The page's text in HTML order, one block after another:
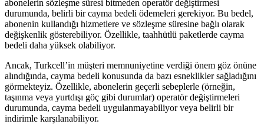
abonelerin sözleşme süresi bitmeden operatör değiştirmesi
durumunda, belirli bir cayma bedeli ödemeleri gerekiyor. Bu bedel,
abonenin kullandığı hizmetlere ve sözleşme süresine bağlı olarak
değişkenlik gösterebiliyor. Özellikle, taahhütlü paketlerde cayma
bedeli daha yüksek olabiliyor.
Ancak, Turkcell’in müşteri memnuniyetine verdiği önem göz önüne
alındığında, cayma bedeli konusunda da bazı esneklikler sağladığını
görmekteyiz. Özellikle, abonelerin geçerli sebeplerle (örneğin,
taşınma veya yurtdışı göç gibi durumlar) operatör değiştirmeleri
durumunda, cayma bedeli uygulanmayabiliyor veya belirli bir
indirimle karşılanabiliyor.